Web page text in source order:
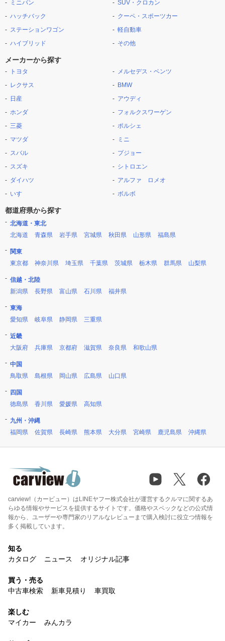
ミニバン
ハッチバック
ステーションワゴン
ハイブリッド
SUV・クロカン
クーペ・スポーツカー
軽自動車
その他
メーカーから探す
トヨタ
レクサス
日産
ホンダ
三菱
マツダ
スバル
スズキ
ダイハツ
いすゞ
メルセデス・ベンツ
BMW
アウディ
フォルクスワーゲン
ポルシェ
ミニ
プジョー
シトロエン
アルファ ロメオ
ボルボ
都道府県から探す
北海道・東北
北海道
青森県 岩手県 宮城県 秋田県 山形県 福島県
関東
東京都
神奈川県 埼玉県 千葉県 茨城県 栃木県 群馬県 山梨県
信越・北陸
新潟県
長野県 富山県 石川県 福井県
東海
愛知県
岐阜県 静岡県 三重県
近畿
大阪府
兵庫県 京都府 滋賀県 奈良県 和歌山県
中国
鳥取県
島根県 岡山県 広島県 山口県
四国
徳島県
香川県 愛媛県 高知県
九州・沖縄
福岡県
佐賀県 長崎県 熊本県 大分県 宮崎県 鹿児島県 沖縄県
carview!（カービュー）はLINEヤフー株式会社が運営するクルマに関するあ
らゆる情報やサービスを提供するサイトです。価格やスペックなどの公式情
報から、ユーザーや専門家のリアルなレビューまで購入検討に役立つ情報を
多く掲載しています。
知る
カタログ
ニュース オリジナル記事
買う・売る
中古車検索
新車見積り 車買取
楽しむ
マイカー
みんカラ